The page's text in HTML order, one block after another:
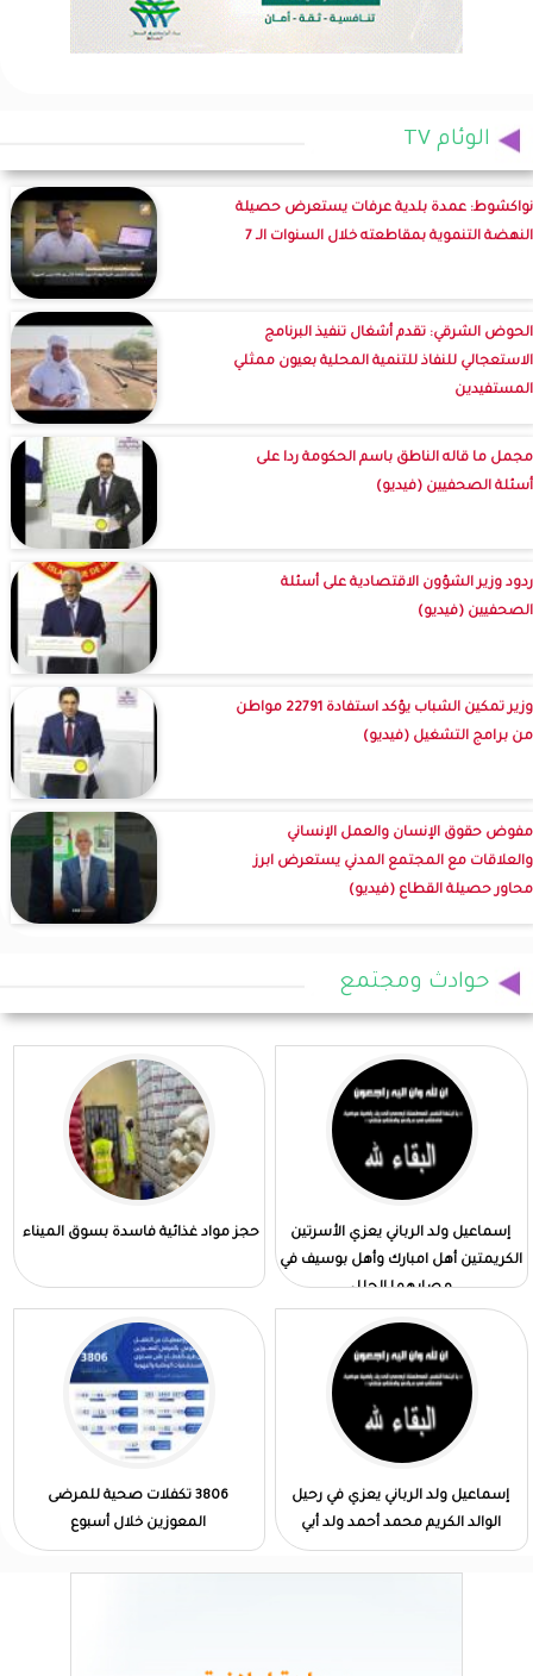
الوئام TV
نواكشوط: عمدة بلدية عرفات يستعرض حصيلة
النهضة التنموية بمقاطعته خلال السنوات الـ 7
الحوض الشرقي: تقدم أشغال تنفيذ البرنامج
الاستعجالي للنفاذ للتنمية المحلية بعيون ممثلي
المستفيدين
مجمل ما قاله الناطق باسم الحكومة ردا على
أسئلة الصحفيين (فيديو)
ردود وزير الشؤون الاقتصادية على أسئلة
الصحفيين (فيديو)
وزير تمكين الشباب يؤكد استفادة 22791 مواطن
من برامج التشغيل (فيديو)
مفوض حقوق الإنسان والعمل الإنساني
والعلاقات مع المجتمع المدني يستعرض ابرز
محاور حصيلة القطاع (فيديو)
حوادث ومجتمع
إسماعيل ولد الرباني يعزي الأسرتين
الكريمتين أهل امبارك وأهل بوسيف في
مصابهما الجلل
حجز مواد غذائية فاسدة بسوق الميناء
إسماعيل ولد الرباني يعزي في رحيل
الوالد الكريم محمد أحمد ولد أبي
3806 تكفلات صحية للمرضى
المعوزين خلال أسبوع